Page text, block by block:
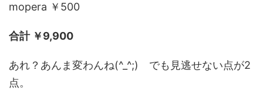
mopera ￥500
合計 ￥9,900
あれ？あんま変わんね(^_^;) でも見逃せない点が2
点。